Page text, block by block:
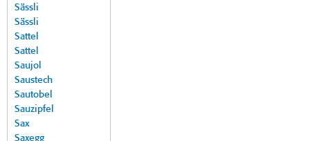
Sässli
Sässli
Sattel
Sattel
Saujol
Saustech
Sautobel
Sauzipfel
Sax
Saxegg